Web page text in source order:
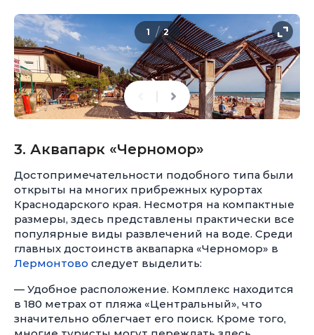
1 / 2
3. Аквапарк «Черномор»
Достопримечательности подобного типа были
открыты на многих прибрежных курортах
Краснодарского края. Несмотря на компактные
размеры, здесь представлены практически все
популярные виды развлечений на воде. Среди
главных достоинств аквапарка «Черномор» в
Лермонтово следует выделить:
— Удобное расположение. Комплекс находится
в 180 метрах от пляжа «Центральный», что
значительно облегчает его поиск. Кроме того,